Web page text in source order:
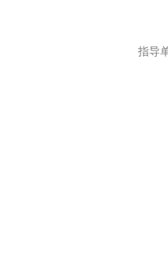
指导